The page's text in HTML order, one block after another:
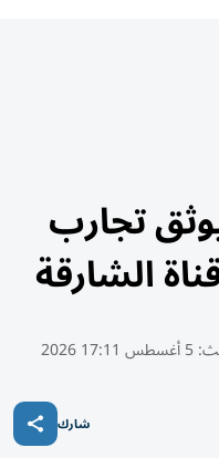
تجارب
الشارقة
5 أغسطس 17:11 2026
شارك